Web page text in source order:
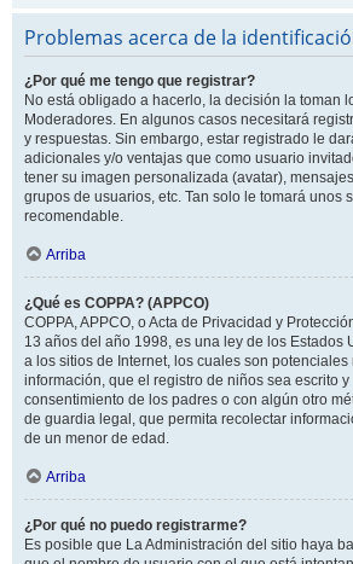
Problemas acerca de la
¿Por qué me tengo que registrar?
No está obligado a hacerlo, la decisión la toman
Moderadores. En algunos casos necesitará
y respuestas. Sin embargo, estar registrado le
adicionales y/o ventajas que como usuario
tener su imagen personalizada (avatar),
grupos de usuarios, etc. Tan solo le tomará unos
recomendable.
Arriba
¿Qué es COPPA? (APPCO)
COPPA, APPCO, o Acta de Privacidad y
13 años del año 1998, es una ley de los Estados
a los sitios de Internet, los cuales son potenciales
información, que el registro de niños sea escrito y
consentimiento de los padres o con algún otro
de guardia legal, que permita recolectar
de un menor de edad.
Arriba
¿Por qué no puedo registrarme?
Es posible que La Administración del sitio haya